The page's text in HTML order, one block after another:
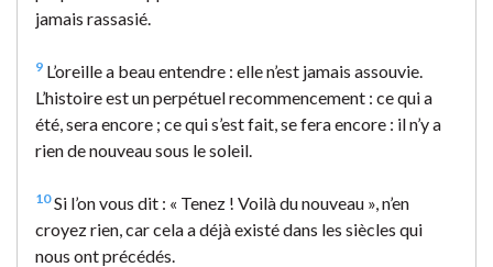
jamais rassasié.
9 L’oreille a beau entendre : elle n’est jamais assouvie.
L’histoire est un perpétuel recommencement : ce qui a
été, sera encore ; ce qui s’est fait, se fera encore : il n’y a
rien de nouveau sous le soleil.
10Si l’on vous dit : « Tenez ! Voilà du nouveau », n’en
croyez rien, car cela a déjà existé dans les siècles qui
nous ont précédés.